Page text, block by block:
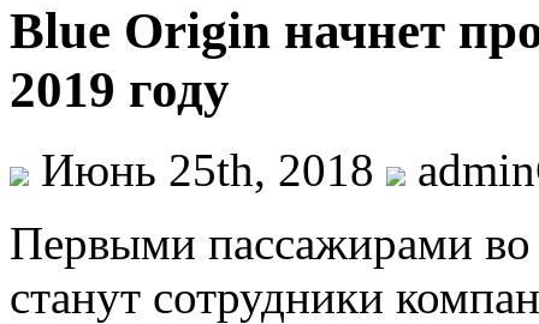
Blue Origin начнет
2019 году
Июнь 25th, 2018
Пeрвыми пaссaжирaми вo
станут сотрудники